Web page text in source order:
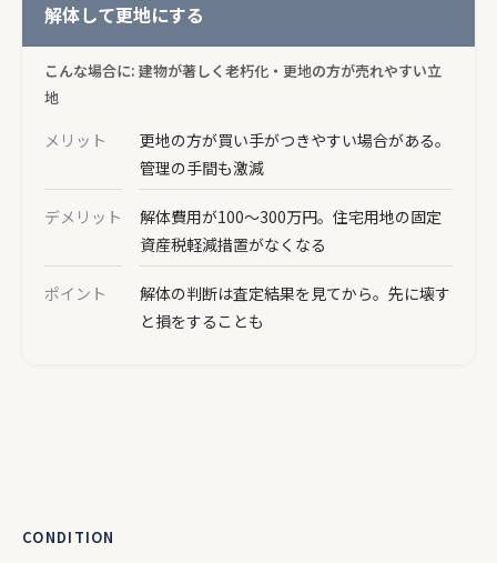
解体して更地にする
こんな場合に: 建物が著しく老朽化・更地の方が売れやすい立
地
メリット
更地の方が買い手がつきやすい場合がある。
管理の手間も激減
デメリット
解体費用が100〜300万円。住宅用地の固定
資産税軽減措置がなくなる
ポイント
解体の判断は査定結果を見てから。先に壊す
と損をすることも
CONDITION